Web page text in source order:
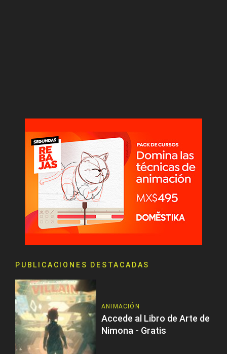
PUBLICACIONES DESTACADAS
ANIMACIÓN
Accede al Libro de Arte de
Nimona - Gratis